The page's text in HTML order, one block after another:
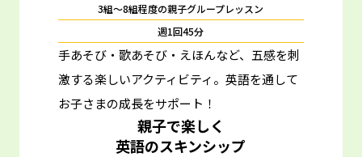
3組～8組程度の親子グループレッスン
週1回45分
手あそび・歌あそび・えほんなど、五感を刺
激する楽しいアクティビティ。 英語を通して
お子さまの成長をサポート！
親子で楽しく
英語のスキンシップ